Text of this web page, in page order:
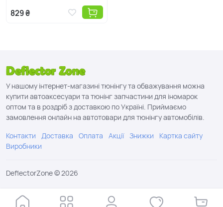
829 ₴
У нашому інтернет-магазині тюнінгу та обважування можна
купити автоаксесуари та тюнінг запчастини для іномарок
оптом та в роздріб з доставкою по Україні. Приймаємо
замовлення онлайн на автотовари для тюнінгу автомобілів.
Контакти Доставка Оплата Акції Знижки
Картка сайту
Виробники
DeflectorZone © 2026